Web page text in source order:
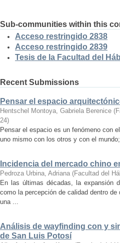
Sub-communities within this
Acceso restringido 2838
Acceso restringido 2839
Tesis de la Facultad del
Recent Submissions
Pensar el espacio
Hentschel Montoya, Gabriela Berenice (
24)
Pensar el espacio es un fenómeno con
uno mismo con los otros y con el
Incidencia del mercado chino
Pedroza Urbina, Adriana (Facultad del
En las últimas décadas, la expansión
como la percepción de calidad dentro
una ...
Análisis de wayfinding con y
de San Luis Potosí